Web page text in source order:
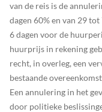
van de reis is de
dagen 60% en van 29
6 dagen voor de
huurprijs in rekening
recht, in overleg, een
bestaande
Een annulering in het
door politieke